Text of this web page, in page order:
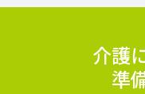
例えば、遺産総額
介護
準